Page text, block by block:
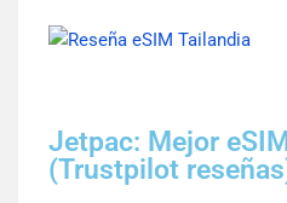
Jetpac: Mejor
(Trustpilot